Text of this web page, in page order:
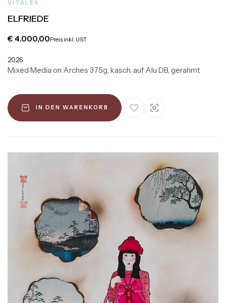
VITALES
ELFRIEDE
€ 4.000,00Preis inkl. UST
2026
Mixed Media on Arches 375g, kasch. auf Alu DB, gerahmt
IN DEN WARENKORB